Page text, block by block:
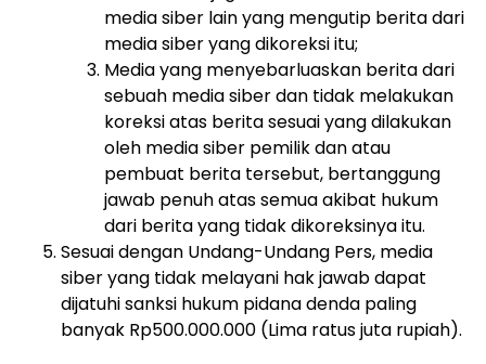
media siber lain yang mengutip berita dari
media siber yang dikoreksi itu;
Media yang menyebarluaskan berita dari
sebuah media siber dan tidak melakukan
koreksi atas berita sesuai yang dilakukan
oleh media siber pemilik dan atau
pembuat berita tersebut, bertanggung
jawab penuh atas semua akibat hukum
dari berita yang tidak dikoreksinya itu.
Sesuai dengan Undang-Undang Pers, media
siber yang tidak melayani hak jawab dapat
dijatuhi sanksi hukum pidana denda paling
banyak Rp500.000.000 (Lima ratus juta rupiah).